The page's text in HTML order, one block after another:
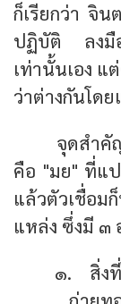
ก็เรียกว่า จิ
ปฏิบัติ ลงมื
เท่านั้นเอง
ว่าต่างกันโด
จุดสำคั
คือ "มย" ที่แ
แล้วตัวเชื่อม
แหล่ง ซึ่งมี ๓
๑. สิ่ง